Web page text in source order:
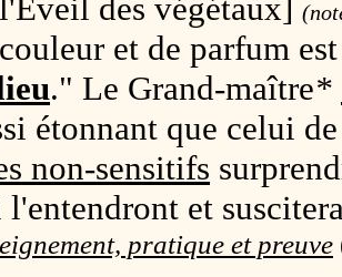
des végétaux]
et de parfum
." Le Grand-maître*
étonnant que celui
non-sensitifs
l'entendront et
pratique et preuve